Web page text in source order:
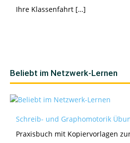
Ihre Klassenfahrt […]
Beliebt im Netzwerk-Lernen
Schreib- und Graphomotorik
Praxisbuch mit Kopiervorlagen